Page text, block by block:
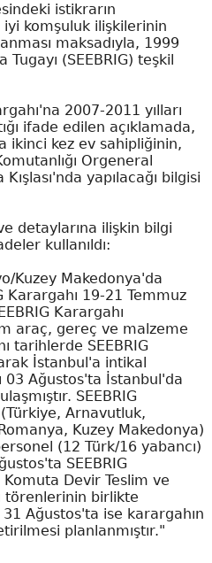
istikrarın
komşuluk ilişkilerinin
maksadıyla, 1999
Tugayı (SEEBRIG) teşkil
2007-2011 yılları
ifade edilen açıklamada,
ikinci kez ev sahipliğinin,
Orgeneral
yapılacağı bilgisi
detaylarına ilişkin bilgi
kullanıldı:
Kuzey Makedonya'da
Karargahı 19-21 Temmuz
Karargahı
araç, gereç ve malzeme
tarihlerde SEEBRIG
İstanbul'a intikal
03 Ağustos'ta İstanbul'da
SEEBRIG
Arnavutluk,
Kuzey Makedonya)
(12 Türk/16 yabancı)
SEEBRIG
Komuta Devir Teslim ve
törenlerinin birlikte
Ağustos'ta ise karargahın
planlanmıştır."